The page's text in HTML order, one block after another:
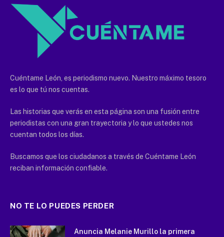
Cuéntame León, es periodismo nuevo. Nuestro máximo tesoro
es lo que tú nos cuentas.
Las historias que verás en esta página son una fusión entre
periodistas con una gran trayectoria y lo que ustedes nos
cuentan todos los días.
Buscamos que los ciudadanos a través de Cuéntame León
reciban información confiable.
NO TE LO PUEDES PERDER
Anuncia Melanie Murillo la primera